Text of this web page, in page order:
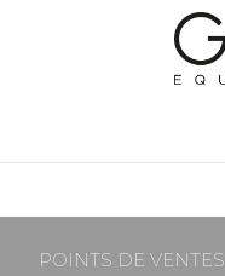
POINTS DE VENTES